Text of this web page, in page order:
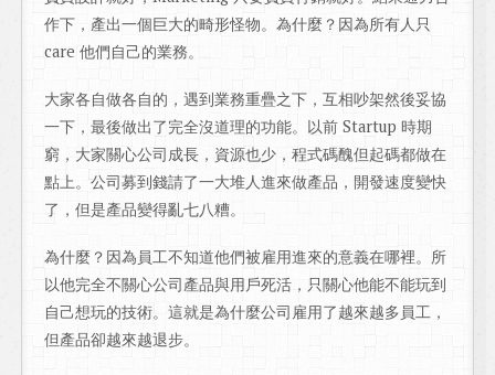
作下，產出一個巨大的畸形怪物。為什麼？因為所有人只
care 他們自己的業務。
大家各自做各自的，遇到業務重疊之下，互相吵架然後妥協
一下，最後做出了完全沒道理的功能。以前 Startup 時期
窮，大家關心公司成長，資源也少，程式碼醜但起碼都做在
點上。公司募到錢請了一大堆人進來做產品，開發速度變快
了，但是產品變得亂七八糟。
為什麼？因為員工不知道他們被雇用進來的意義在哪裡。所
以他完全不關心公司產品與用戶死活，只關心他能不能玩到
自己想玩的技術。這就是為什麼公司雇用了越來越多員工，
但產品卻越來越退步。